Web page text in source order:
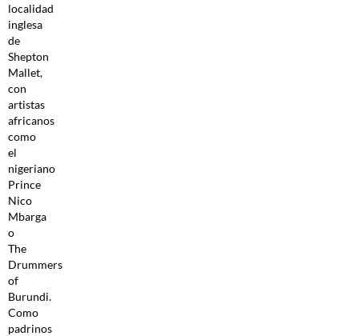
localidad
inglesa
de
Shepton
Mallet,
con
artistas
africanos
como
el
nigeriano
Prince
Nico
Mbarga
o
The
Drummers
of
Burundi.
Como
padrinos